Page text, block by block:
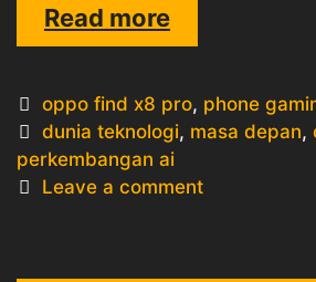
Read moreOPPO
Find
Pro
Categories
oppo find x8 pro, phone
Tags
dunia teknologi, masa depan,
perkembangan ai
Leave a comment